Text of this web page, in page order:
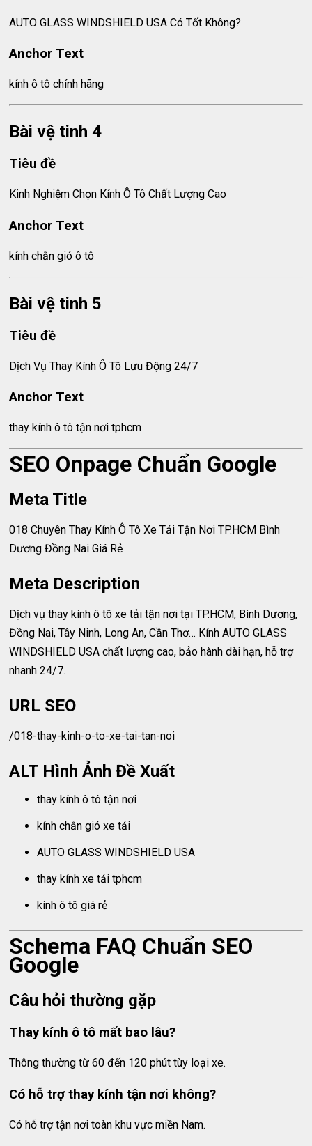
AUTO GLASS WINDSHIELD USA Có Tốt Không?
Anchor Text
kính ô tô chính hãng
Bài vệ tinh 4
Tiêu đề
Kinh Nghiệm Chọn Kính Ô Tô Chất Lượng Cao
Anchor Text
kính chắn gió ô tô
Bài vệ tinh 5
Tiêu đề
Dịch Vụ Thay Kính Ô Tô Lưu Động 24/7
Anchor Text
thay kính ô tô tận nơi tphcm
SEO Onpage Chuẩn Google
Meta Title
018 Chuyên Thay Kính Ô Tô Xe Tải Tận Nơi TP.HCM Bình
Dương Đồng Nai Giá Rẻ
Meta Description
Dịch vụ thay kính ô tô xe tải tận nơi tại TP.HCM, Bình Dương,
Đồng Nai, Tây Ninh, Long An, Cần Thơ… Kính AUTO GLASS
WINDSHIELD USA chất lượng cao, bảo hành dài hạn, hỗ trợ
nhanh 24/7.
URL SEO
/018-thay-kinh-o-to-xe-tai-tan-noi
ALT Hình Ảnh Đề Xuất
thay kính ô tô tận nơi
kính chắn gió xe tải
AUTO GLASS WINDSHIELD USA
thay kính xe tải tphcm
kính ô tô giá rẻ
Schema FAQ Chuẩn SEO
Google
Câu hỏi thường gặp
Thay kính ô tô mất bao lâu?
Thông thường từ 60 đến 120 phút tùy loại xe.
Có hỗ trợ thay kính tận nơi không?
Có hỗ trợ tận nơi toàn khu vực miền Nam.